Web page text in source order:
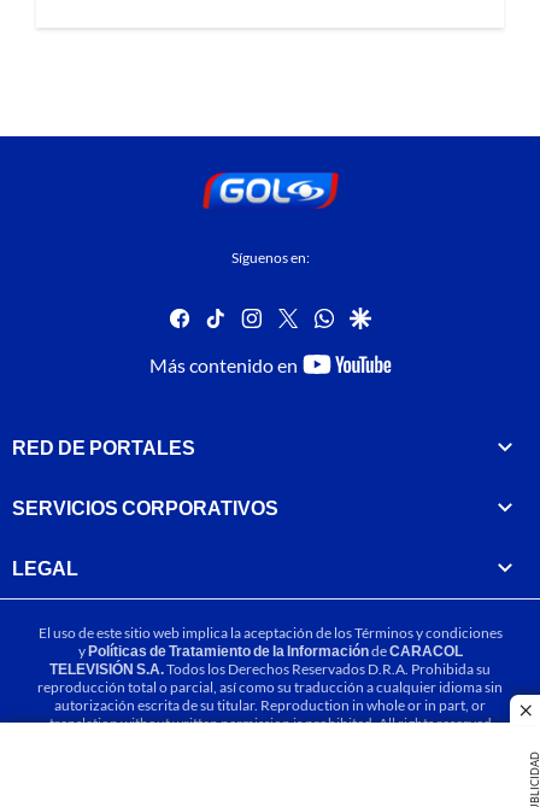
PUBLICIDAD
Síguenos en:
facebook
tiktok instagram
twitterwhatsapp
google
Más contenido en
youtube-
RED DE PORTALES
SERVICIOS CORPORATIVOS
LEGAL
El uso de este sitio web implica la aceptación de losTérminos y condiciones
yPolíticas de Tratamiento de la InformacióndeCARACOL
TELEVISIÓN S.A.Todos los Derechos Reservados D.R.A. Prohibida su
reproducción total o parcial, así como su traducción a cualquier idioma sin
autorización escrita de su titular. Reproduction in whole or in part, or
translation without written permission is prohibited. All rights reserved